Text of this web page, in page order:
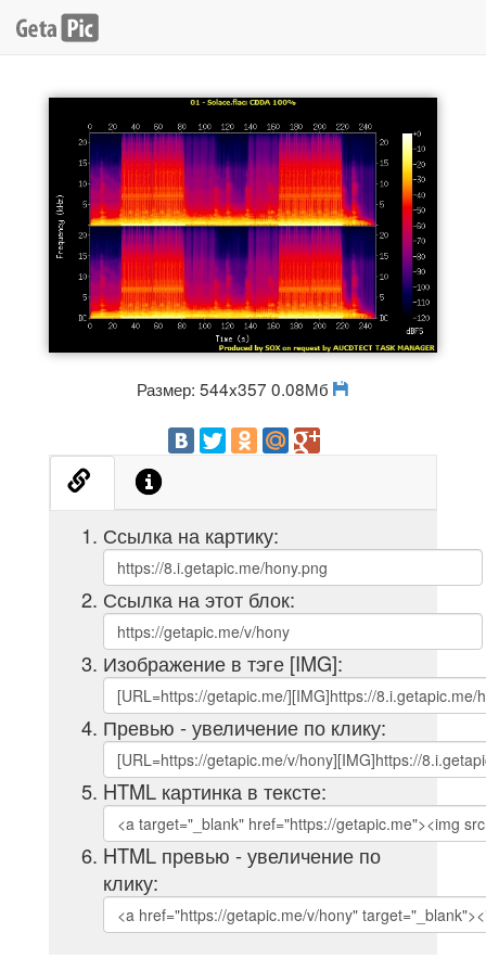
Размер: 544x357 0.08Мб
Ссылка на картику:
Ссылка на этот блок:
Изображение в тэге [IMG]:
Превью - увеличение по клику:
HTML картинка в тексте:
HTML превью - увеличение по
клику: